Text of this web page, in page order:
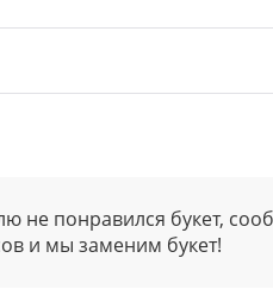
не понравился букет,
и мы заменим букет!